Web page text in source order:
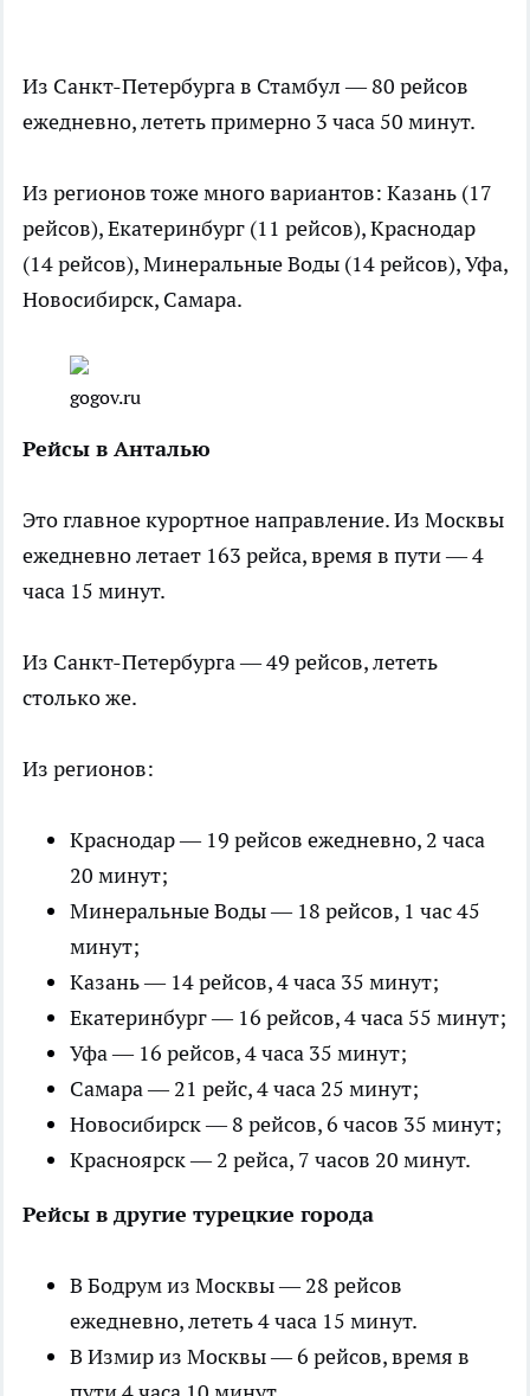
Из Санкт-Петербурга в Стамбул — 80 рейсов
ежедневно, лететь примерно 3 часа 50 минут.
Из регионов тоже много вариантов: Казань (17
рейсов), Екатеринбург (11 рейсов), Краснодар
(14 рейсов), Минеральные Воды (14 рейсов), Уфа,
Новосибирск, Самара.
gogov.ru
Рейсы в Анталью
Это главное курортное направление. Из Москвы
ежедневно летает 163 рейса, время в пути — 4
часа 15 минут.
Из Санкт-Петербурга — 49 рейсов, лететь
столько же.
Из регионов:
Краснодар — 19 рейсов ежедневно, 2 часа
20 минут;
Минеральные Воды — 18 рейсов, 1 час 45
минут;
Казань — 14 рейсов, 4 часа 35 минут;
Екатеринбург — 16 рейсов, 4 часа 55 минут;
Уфа — 16 рейсов, 4 часа 35 минут;
Самара — 21 рейс, 4 часа 25 минут;
Новосибирск — 8 рейсов, 6 часов 35 минут;
Красноярск — 2 рейса, 7 часов 20 минут.
Рейсы в другие турецкие города
В Бодрум из Москвы — 28 рейсов
ежедневно, лететь 4 часа 15 минут.
В Измир из Москвы — 6 рейсов, время в